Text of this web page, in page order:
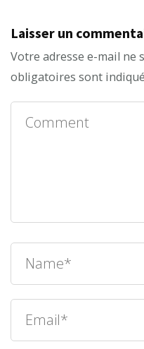
Laisser un
Votre adresse e-mail ne
obligatoires sont